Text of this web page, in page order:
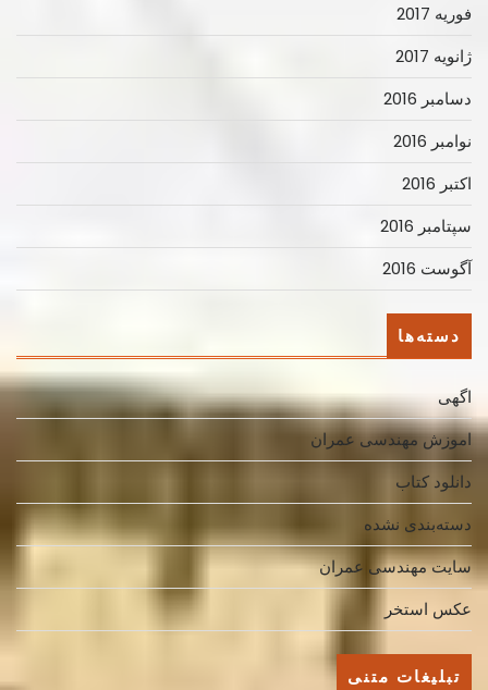
فوریه 2017
ژانویه 2017
دسامبر 2016
نوامبر 2016
اکتبر 2016
سپتامبر 2016
آگوست 2016
دسته‌ها
اگهی
اموزش مهندسی عمران
دانلود کتاب
دسته‌بندی نشده
سایت مهندسی عمران
عکس استخر
تبلیغات متنی